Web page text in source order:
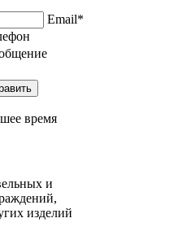
Email*
время
и
изделий